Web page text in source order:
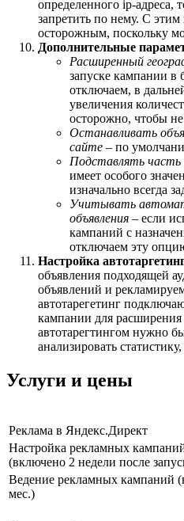
определенного ip-адреса,
запретить по нему. С
осторожным, поскольку
Дополнительные
Расширенный
запуске кампании в
отключаем, в
увеличения
осторожно, чтобы
Останавливать
сайте – по
Подставлять часть
имеет особого
изначально всегда
Учитывать
объявления – если
кампаний с
отключаем эту
Настройка
объявления подходящей
объявлений и
автотарегетинг
кампании для расширения
автотарегтингом нужно
анализировать
Услуги и цены
Реклама в Яндекс.Директ
Настройка рекламных
(включено 2 недели после
Ведение рекламных кампаний
мес.)